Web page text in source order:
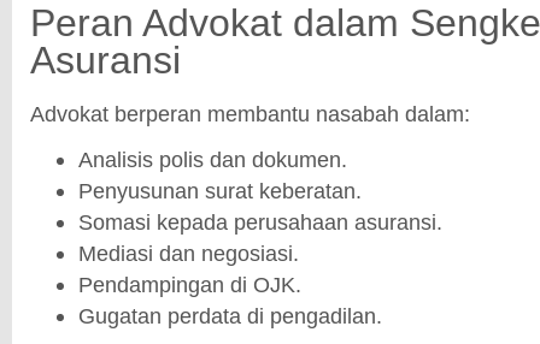
Peran Advokat dalam
Asuransi
Advokat berperan membantu nasabah dalam:
Analisis polis dan dokumen.
Penyusunan surat keberatan.
Somasi kepada perusahaan asuransi.
Mediasi dan negosiasi.
Pendampingan di OJK.
Gugatan perdata di pengadilan.